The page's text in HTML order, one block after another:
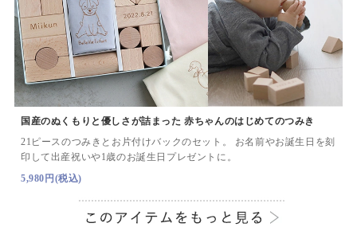
国産のぬくもりと優しさが詰まった 赤ちゃんのはじめてのつみき
21ピースのつみきとお片付けバックのセット。
お名前やお誕生日を刻
印して出産祝いや1歳のお誕生日プレゼントに。
5,980円(税込)